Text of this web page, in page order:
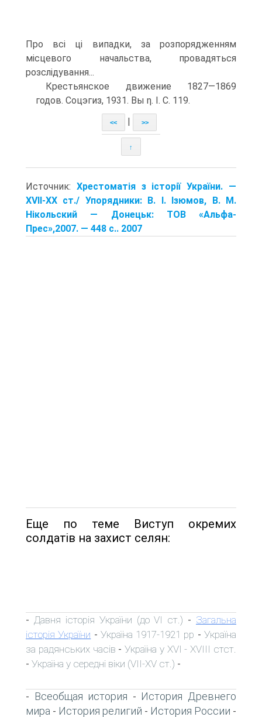
Про всі ці випадки, за розпоряд­женням
місцевого начальства, провадяться
розслідування...
Крестьянское движение 1827—1869
годов. Соцэгиз, 1931. Вы η. I. С. 119.
<< >>
↑
Источник: Хрестоматія з історії України. —
XVII-XX ст./ Упорядники: В. І. Ізюмов, В. М.
Нікольский — Донецьк: TOB «Альфа-
Прес»,2007. — 448 с.. 2007
Еще по теме Виступ окремих
солдатів на захист селян:
- Давня історія України (до VI ст.) - Загальна
історія України - Україна 1917-1921 рр -Україна
за радянських часів -Україна у XVI - XVIII стст.
- Україна у середні віки (VII-XV ст.) -
- Всеобщая история - История Древнего
мира - История религий - История России -